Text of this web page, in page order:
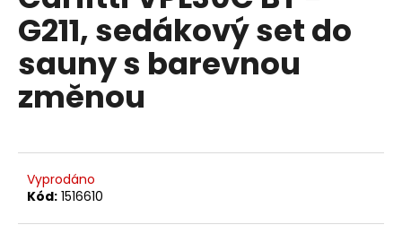
0,0
z
5
hvězdiček.
G211, sedákový set do
sauny s barevnou
změnou
Vyprodáno
Kód: 1516610
a
j
í
t
?